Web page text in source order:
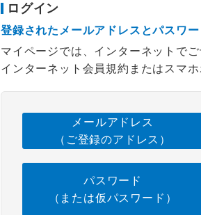
ログイン
登録されたメールアドレスとパスワ
マイページでは、インターネットで
インターネット会員規約またはスマ
メールアドレス
（ご登録のアドレス）
パスワード
（または仮パスワード）